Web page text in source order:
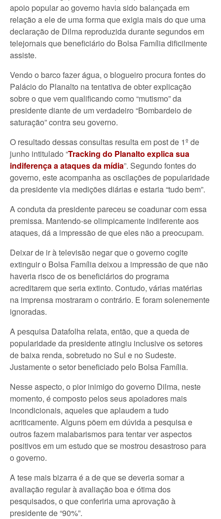
apoio popular ao governo havia sido balançada em
relação a ele de uma forma que exigia mais do que uma
declaração de Dilma reproduzida durante segundos em
telejornais que beneficiário do Bolsa Família dificilmente
assiste.
Vendo o barco fazer água, o blogueiro procura fontes do
Palácio do Planalto na tentativa de obter explicação
sobre o que vem qualificando como “mutismo” da
presidente diante de um verdadeiro “Bombardeio de
saturação” contra seu governo.
O resultado dessas consultas resulta em post de 1º de
junho intitulado “Tracking do Planalto explica sua
indiferença a ataques da mídia”. Segundo fontes do
governo, este acompanha as oscilações de popularidade
da presidente via medições diárias e estaria “tudo bem”.
A conduta da presidente pareceu se coadunar com essa
premissa. Mantendo-se olimpicamente indiferente aos
ataques, dá a impressão de que eles não a preocupam.
Deixar de ir à televisão negar que o governo cogite
extinguir o Bolsa Família deixou a impressão de que não
haveria risco de os beneficiários do programa
acreditarem que seria extinto. Contudo, várias matérias
na imprensa mostraram o contrário. E foram solenemente
ignoradas.
A pesquisa Datafolha relata, então, que a queda de
popularidade da presidente atingiu inclusive os setores
de baixa renda, sobretudo no Sul e no Sudeste.
Justamente o setor beneficiado pelo Bolsa Família.
Nesse aspecto, o pior inimigo do governo Dilma, neste
momento, é composto pelos seus apoiadores mais
incondicionais, aqueles que aplaudem a tudo
acriticamente. Alguns põem em dúvida a pesquisa e
outros fazem malabarismos para tentar ver aspectos
positivos em um estudo que se mostrou desastroso para
o governo.
A tese mais bizarra é a de que se deveria somar a
avaliação regular à avaliação boa e ótima dos
pesquisados, o que conferiria uma aprovação à
presidente de “90%”.